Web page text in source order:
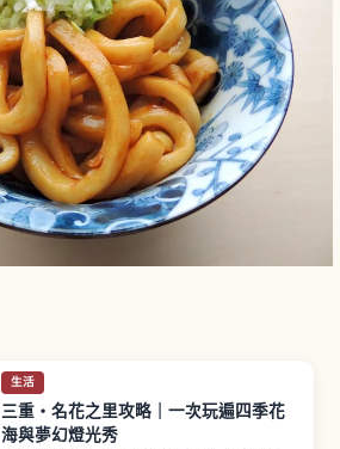
生活
三重・名花之里攻略｜一次玩遍四季花
海與夢幻燈光秀